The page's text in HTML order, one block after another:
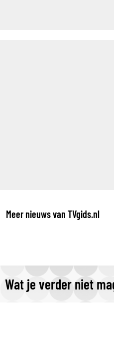
Meer nieuws van TVgids.nl
Wat je verder niet